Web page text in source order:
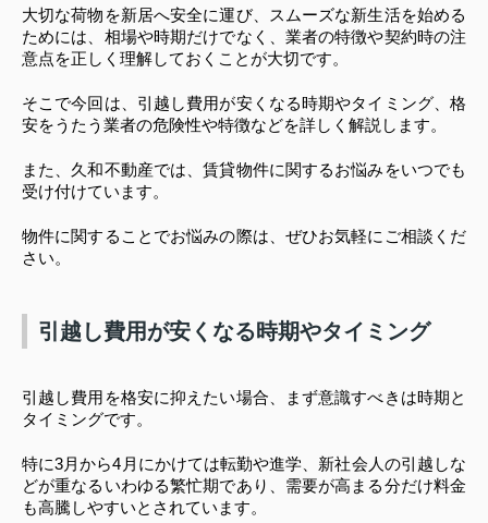
大切な荷物を新居へ安全に運び、スムーズな新生活を始める
ためには、相場や時期だけでなく、業者の特徴や契約時の注
意点を正しく理解しておくことが大切です。
そこで今回は、引越し費用が安くなる時期やタイミング、格
安をうたう業者の危険性や特徴などを詳しく解説します。
また、久和不動産では、賃貸物件に関するお悩みをいつでも
受け付けています。
物件に関することでお悩みの際は、ぜひお気軽にご相談くだ
さい。
引越し費用が安くなる時期やタイミング
引越し費用を格安に抑えたい場合、まず意識すべきは時期と
タイミングです。
特に3月から4月にかけては転勤や進学、新社会人の引越しな
どが重なるいわゆる繁忙期であり、需要が高まる分だけ料金
も高騰しやすいとされています。